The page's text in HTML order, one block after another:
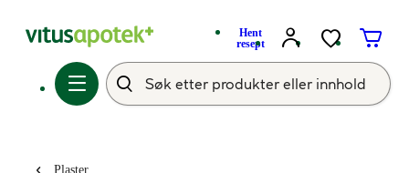
Hent
resept
Plaster